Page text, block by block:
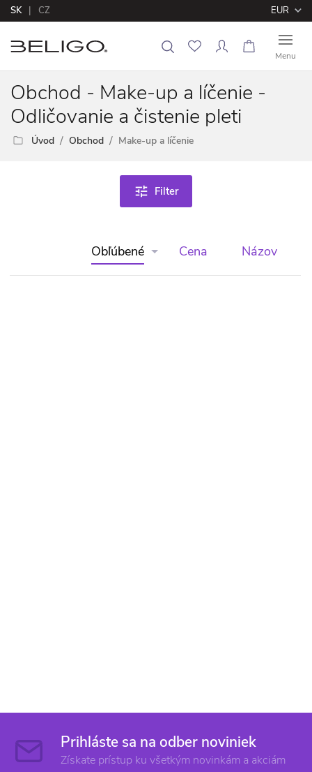
SK CZ EUR
Menu
Obchod - Make-up a líčenie -
Odličovanie a čistenie pleti
Úvod Obchod Make-up a líčenie
tune Filter
Obľúbené Cena Názov
Prihláste sa na odber noviniek
Získate prístup ku všetkým novinkám a akciám